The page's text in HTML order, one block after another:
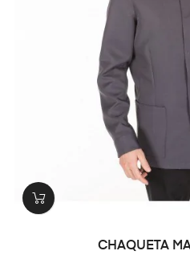
CHAQUETA